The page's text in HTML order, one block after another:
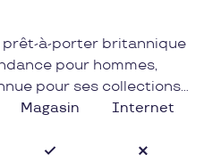
prêt-à-porter britannique
pour hommes,
pour ses collections
propose des articles
Magasin Internet